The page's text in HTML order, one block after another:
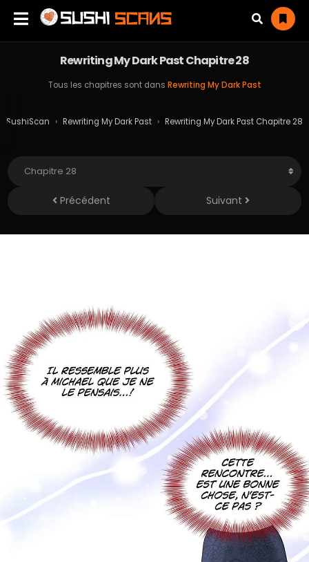
Rewriting My Dark Past Chapitre 28
Tous les chapitres sont dans Rewriting My Dark Past
SushiScan › Rewriting My Dark Past › Rewriting My Dark Past Chapitre 28
Précédent Suivant